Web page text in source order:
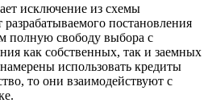
исключение из схемы
постановления
полную свободу выбора с
как собственных, так и заемных
использовать кредиты
то они взаимодействуют с